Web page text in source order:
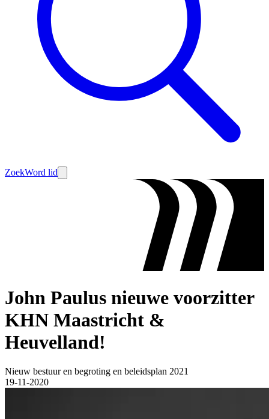
ZoekWord lid
John Paulus nieuwe voorzitter
KHN Maastricht &
Heuvelland!
Nieuw bestuur en begroting en beleidsplan 2021
19-11-2020